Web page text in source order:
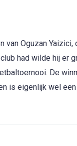
van Oguzan
had wilde hij er
De
is eigenlijk wel